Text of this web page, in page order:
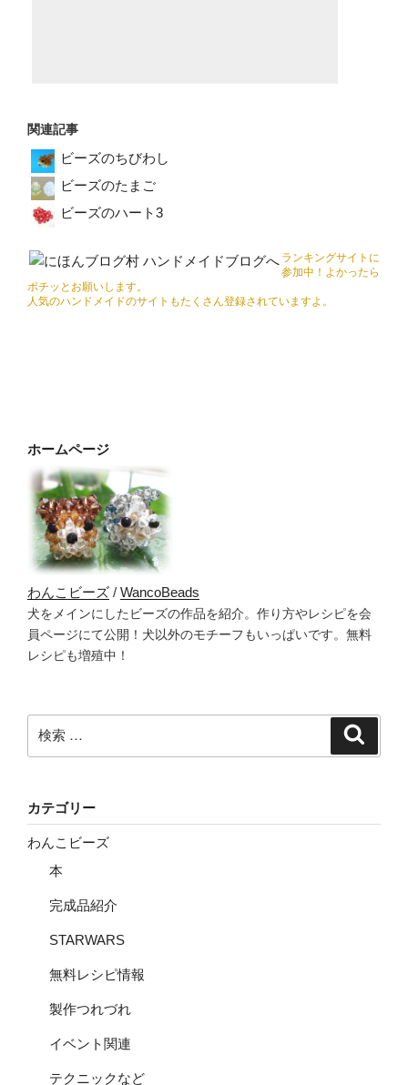
関連記事
ビーズのちびわし
ビーズのたまご
ビーズのハート3
ランキングサイトに
参加中！よかったら
ポチッとお願いします。
人気のハンドメイドのサイトもたくさん登録されていますよ。
ホームページ
わんこビーズ / WancoBeads
犬をメインにしたビーズの作品を紹介。作り方やレシピを会
員ページにて公開！犬以外のモチーフもいっぱいです。無料
レシピも増殖中！
検
索:
カテゴリー
わんこビーズ
本
完成品紹介
STARWARS
無料レシピ情報
製作つれづれ
イベント関連
テクニックなど